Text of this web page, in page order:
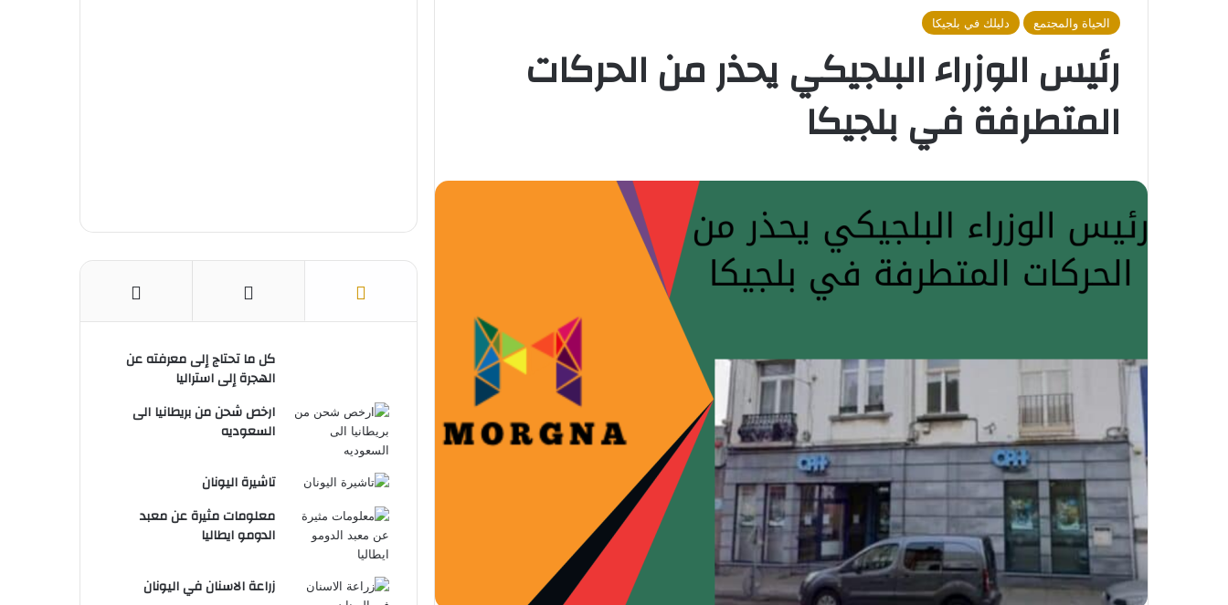
الحياة والمجتمع دليلك في بلجيكا
رئيس الوزراء البلجيكي يحذر من الحركات
المتطرفة في بلجيكا
كل ما تحتاج إلى معرفته عن
الهجرة إلى استراليا
ارخص شحن من بريطانيا الى
السعوديه
تاشيرة اليونان
معلومات مثيرة عن معبد
الدومو ايطاليا
زراعة الاسنان في اليونان